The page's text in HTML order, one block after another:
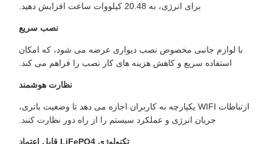
برای انرژی، به 20.48 کیلووات ساعت افزایش دهید.
نصب سریع
با لوازم جانبی مخصوص نصب دیواری عرضه می شود، که امکان
استفاده سریع و کاهش هزینه های کار نصب را فراهم می کند.
نظارت هوشمند
ارتباطات WIFI یکپارچه به کاربران اجازه می دهد تا وضعیت باتری،
جریان انرژی و عملکرد سیستم را از راه دور نظارت کنند.
تکنولوژی LiFePO4 قابل اعتماد